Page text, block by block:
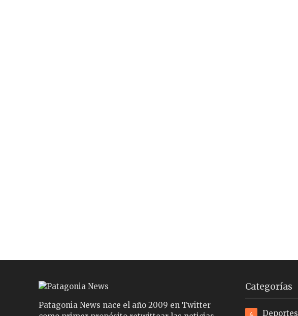
Patagonia News nace el año 2009 en Twitter
Categorías
Deportes
4